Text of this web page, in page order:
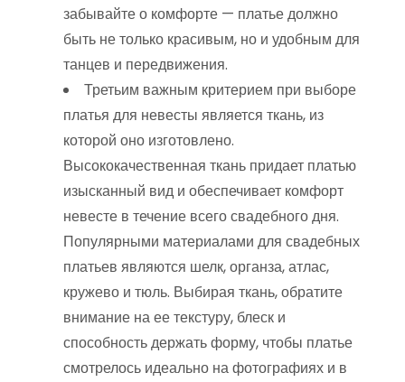
забывайте о комфорте — платье должно
быть не только красивым, но и удобным для
танцев и передвижения.
Третьим важным критерием при выборе
платья для невесты является ткань, из
которой оно изготовлено.
Высококачественная ткань придает платью
изысканный вид и обеспечивает комфорт
невесте в течение всего свадебного дня.
Популярными материалами для свадебных
платьев являются шелк, органза, атлас,
кружево и тюль. Выбирая ткань, обратите
внимание на ее текстуру, блеск и
способность держать форму, чтобы платье
смотрелось идеально на фотографиях и в